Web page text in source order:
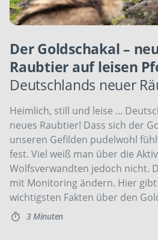
Der Goldschakal –
Raubtier auf leisen
Deutschlands neuer
Heimlich, still und leise ...
neues Raubtier! Dass sich der
unseren Gefilden pudelwohl
fest. Viel weiß man über die
Wolfsverwandten jedoch nicht.
mit Monitoring ändern. Hier gibt
wichtigsten Fakten über den
3 Minuten